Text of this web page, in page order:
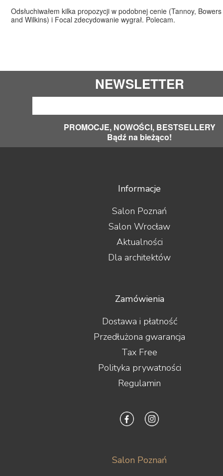
Odsłuchiwałem kilka propozycji w podobnej cenie (Tannoy, Bowers
and Wilkins) i Focal zdecydowanie wygrał. Polecam.
NEWSLETTER
PROMOCJE, NOWOŚCI, BESTSELLERY
Bądź na bieżąco!
Informacje
Salon Poznań
Salon Wrocław
Aktualności
Dla architektów
Zamówienia
Dostawa i płatność
Przedłużona gwarancja
Tax Free
Polityka prywatności
Regulamin
Salon Poznań